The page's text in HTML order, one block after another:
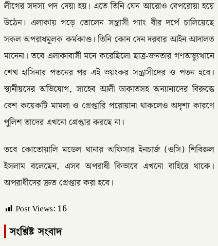
লীগের সদস্য পদ দেয়া হয়। এতে তিনি যেন আরোও বেপরোয়া হয়ে
উঠেন। এলাকায় গড়ে তোলেন সন্ত্রাসী গ্যাং বীর দর্পে চালিয়েছে
সকল অপরাধমূলক কর্মকাণ্ড। তিনি কোন দেন দরবার আইন আদালত
মানেনা। তবে এলাকাবাসী মনে করেছিলো ছাত্র-জনতার গণঅভ্যুত্থানে
শেখ হাসিনার পতনের পর এই ভয়ংকর সন্ত্রাসীদের ও পতন হবে।
স্থানীয়দের অভিযোগ, সাহেব আলী ডাকাতসহ অন্যান্যদের বিরুদ্ধে
বেশ কয়েকটি মামলা ও গ্রেপ্তারি পরোয়ানা থাকলেও অদৃশ্য কারণে
পুলিশ তাদের এখনো গ্রেপ্তার করছে না।
তবে কোতোয়ালি মডেল থানার অফিসার ইনচার্জ (ওসি) শিবিরুল
ইসলাম বলেছেন, এসব অপরাধী কিভাবে এখনো বাহিরে থাকে।
অপরাধীদের দ্রুত গ্রেপ্তার‌ করা হবে।
Post Views: 16
সংশ্লিষ্ট সংবাদ